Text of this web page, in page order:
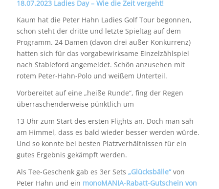
18.07.2023 Ladies Day – Wie die Zeit vergeht!
Kaum hat die Peter Hahn Ladies Golf Tour begonnen,
schon steht der dritte und letzte Spieltag auf dem
Programm. 24 Damen (davon drei außer Konkurrenz)
hatten sich für das vorgabewirksame Einzelzählspiel
nach Stableford angemeldet. Schön anzusehen mit
rotem Peter-Hahn-Polo und weißem Unterteil.
Vorbereitet auf eine „heiße Runde“, fing der Regen
überraschenderweise pünktlich um
13 Uhr zum Start des ersten Flights an. Doch man sah
am Himmel, dass es bald wieder besser werden würde.
Und so konnte bei besten Platzverhältnissen für ein
gutes Ergebnis gekämpft werden.
Als Tee-Geschenk gab es 3er Sets „Glücksbälle“von
Peter Hahn und ein monoMANIA-Rabatt-Gutschein von